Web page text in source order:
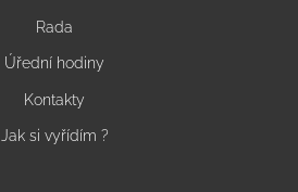
Rada
Úřední hodiny
Kontakty
Jak si vyřídím ?